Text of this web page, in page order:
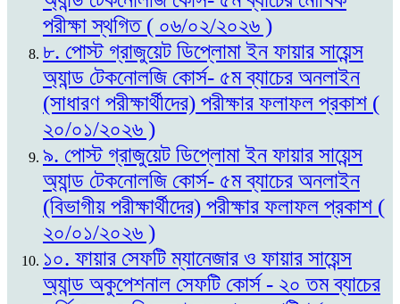
পরীক্ষা স্থগিত ( ০৬/০২/২০২৬ )
৮. পোস্ট গ্রাজুয়েট ডিপ্লোমা ইন ফায়ার সায়েন্স
অ্যান্ড টেকনোলজি কোর্স- ৫ম ব্যাচের অনলাইন
(সাধারণ পরীক্ষার্থীদের) পরীক্ষার ফলাফল প্রকাশ (
২০/০১/২০২৬ )
৯. পোস্ট গ্রাজুয়েট ডিপ্লোমা ইন ফায়ার সায়েন্স
অ্যান্ড টেকনোলজি কোর্স- ৫ম ব্যাচের অনলাইন
(বিভাগীয় পরীক্ষার্থীদের) পরীক্ষার ফলাফল প্রকাশ (
২০/০১/২০২৬ )
১০. ফায়ার সেফটি ম্যানেজার ও ফায়ার সায়েন্স
অ্যান্ড অকুপেশনাল সেফটি কোর্স - ২০ তম ব্যাচের